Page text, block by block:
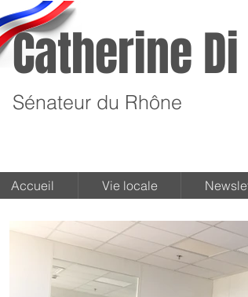
Catherine
Sénateur du Rhône
Accueil Vie locale